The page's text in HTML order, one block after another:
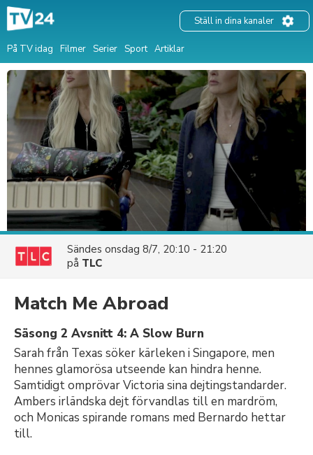
På TV idag Filmer Serier Sport Artiklar
Ställ in dina kanaler
Sändes onsdag 8/7, 20:10 - 21:20
på TLC
Match Me Abroad
Säsong 2 Avsnitt 4: A Slow Burn
Sarah från Texas söker kärleken i Singapore, men
hennes glamorösa utseende kan hindra henne.
Samtidigt omprövar Victoria sina dejtingstandarder.
Ambers irländska dejt förvandlas till en mardröm,
och Monicas spirande romans med Bernardo hettar
till.